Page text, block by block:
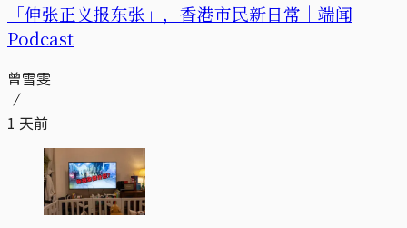
「伸张正义报东张」，香港市民新日常｜端闻
Podcast
曾雪雯
1 天前